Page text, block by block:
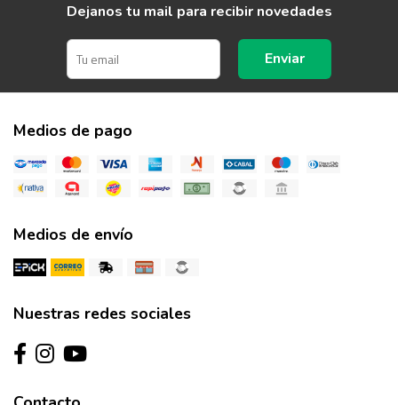
Dejanos tu mail para recibir novedades
Enviar
Medios de pago
Medios de envío
Nuestras redes sociales